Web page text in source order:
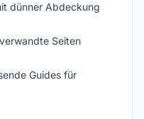
dünner Abdeckung
Seiten
Guides für